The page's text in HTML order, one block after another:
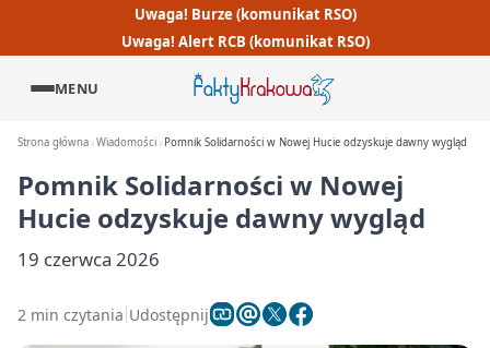
Uwaga! Burze (komunikat RSO)
Uwaga! Alert RCB (komunikat RSO)
MENU
Strona główna Wiadomości Pomnik Solidarności w Nowej Hucie odzyskuje dawny wygląd
Pomnik Solidarności w Nowej
Hucie odzyskuje dawny wygląd
19 czerwca 2026
2 min czytania Udostępnij